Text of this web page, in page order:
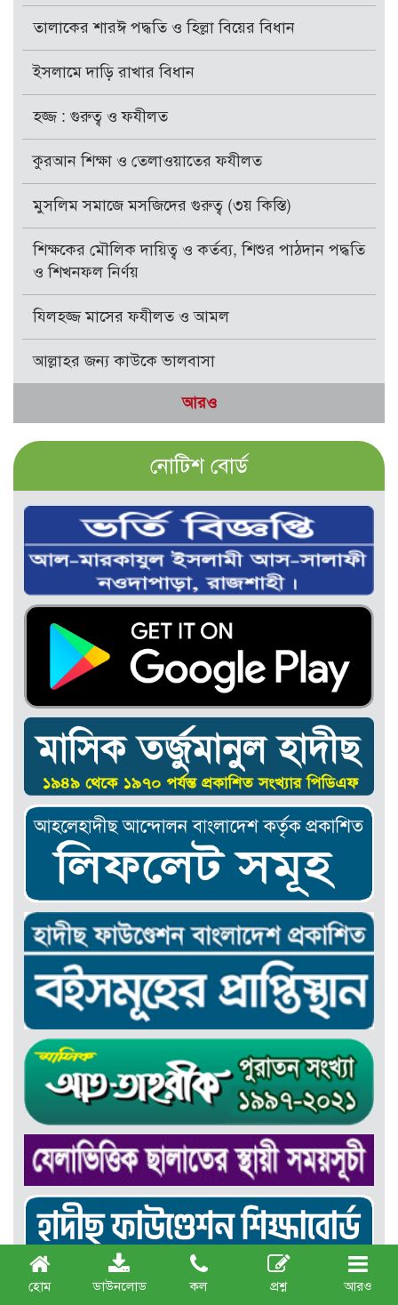
হোম ডাউনলোড কল প্রশ্ন আরও
তালাকের শারঈ পদ্ধতি ও হিল্লা বিয়ের বিধান
ইসলামে দাড়ি রাখার বিধান
হজ্জ : গুরুত্ব ও ফযীলত
কুরআন শিক্ষা ও তেলাওয়াতের ফযীলত
মুসলিম সমাজে মসজিদের গুরুত্ব (৩য় কিস্তি)
শিক্ষকের মৌলিক দায়িত্ব ও কর্তব্য, শিশুর পাঠদান পদ্ধতি
ও শিখনফল নির্ণয়
যিলহজ্জ মাসের ফযীলত ও আমল
আল্লাহর জন্য কাউকে ভালবাসা
আরও
নোটিশ বোর্ড